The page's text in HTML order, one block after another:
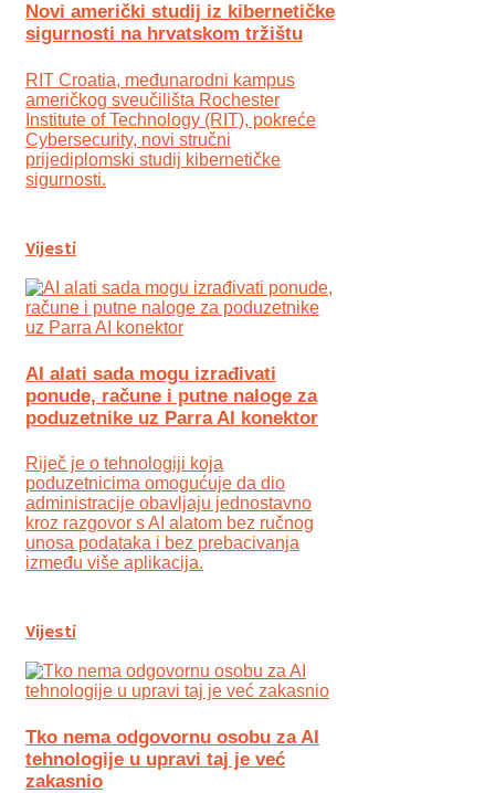
Novi američki studij iz kibernetičke
sigurnosti na hrvatskom tržištu
RIT Croatia, međunarodni kampus
američkog sveučilišta Rochester
Institute of Technology (RIT), pokreće
Cybersecurity, novi stručni
prijediplomski studij kibernetičke
sigurnosti.
Vijesti
AI alati sada mogu izrađivati
ponude, račune i putne naloge za
poduzetnike uz Parra AI konektor
Riječ je o tehnologiji koja
poduzetnicima omogućuje da dio
administracije obavljaju jednostavno
kroz razgovor s AI alatom bez ručnog
unosa podataka i bez prebacivanja
između više aplikacija.
Vijesti
Tko nema odgovornu osobu za AI
tehnologije u upravi taj je već
zakasnio